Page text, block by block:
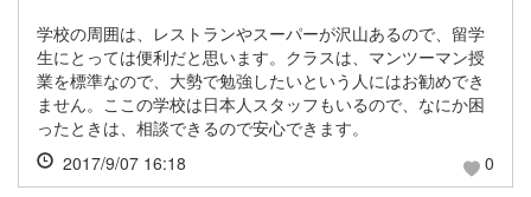
学校の周囲は、レストランやスーパーが沢山あるので、留学
生にとっては便利だと思います。クラスは、マンツーマン授
業を標準なので、大勢で勉強したいという人にはお勧めでき
ません。ここの学校は日本人スタッフもいるので、なにか困
ったときは、相談できるので安心できます。
2017/9/07 16:18
0